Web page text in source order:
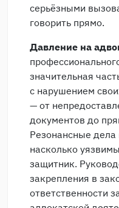
серьёзными
говорить прямо.
Давление на
значительная
с нарушением
— от
документов до
Резонансные дела
насколько
защитник.
закрепления в
ответственности